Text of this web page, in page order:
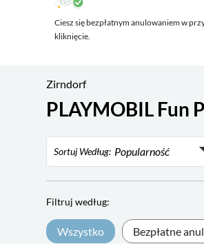
Ciesz się bezpłatnym anulowaniem w
kliknięcie.
Zirndorf
PLAYMOBIL Fun
Sortuj Według: Popularność
Najniższa cena
Najwyższa cena
Filtruj według:
Wszystko Bezpłatne